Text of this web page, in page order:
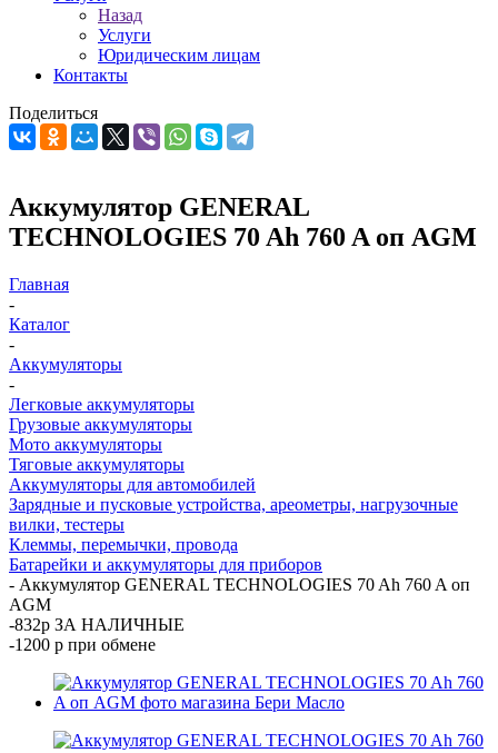
Назад
Услуги
Юридическим лицам
Контакты
Поделиться
Аккумулятор GENERAL
TECHNOLOGIES 70 Ah 760 A оп AGM
Главная
-
Каталог
-
Аккумуляторы
-
Легковые аккумуляторы
Грузовые аккумуляторы
Мото аккумуляторы
Тяговые аккумуляторы
Аккумуляторы для автомобилей
Зарядные и пусковые устройства, ареометры, нагрузочные
вилки, тестеры
Клеммы, перемычки, провода
Батарейки и аккумуляторы для приборов
- Аккумулятор GENERAL TECHNOLOGIES 70 Ah 760 A оп
AGM
-832р ЗА НАЛИЧНЫЕ
-1200 р при обмене